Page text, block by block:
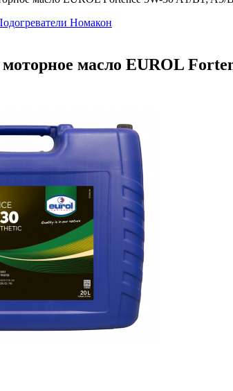
Номакон
масло EUROL